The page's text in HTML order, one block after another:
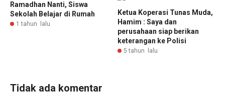
Ramadhan Nanti, Siswa
Sekolah Belajar di Rumah
1 tahun lalu
Ketua Koperasi Tunas Muda,
Hamim : Saya dan
perusahaan siap berikan
keterangan ke Polisi
5 tahun lalu
Tidak ada komentar